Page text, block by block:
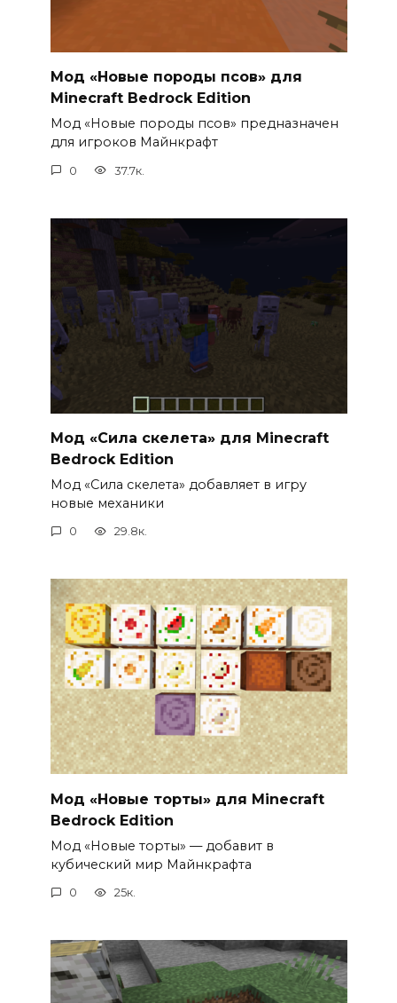
Мод «Новые породы псов» для
Minecraft Bedrock Edition
Мод «Новые породы псов» предназначен
для игроков Майнкрафт
0 37.7к.
Мод «Сила скелета» для Minecraft
Bedrock Edition
Мод «Сила скелета» добавляет в игру
новые механики
0 29.8к.
Мод «Новые торты» для Minecraft
Bedrock Edition
Мод «Новые торты» — добавит в
кубический мир Майнкрафта
0 25к.